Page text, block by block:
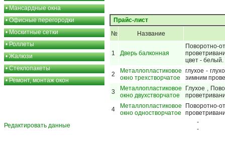
•Мансардные окна
•Офисные перегородки
•Москитные сетки
•Роллеты
•Жалюзи
•Стеклопакеты
•Ремонт, монтаж окон
Прайс-лист
№
Название
1 Дверь балконная
цвет - белый.
2
Металлопластиковое
окно трехстворчатое
глухое -
зимним
3
Металлопластиковое
окно двухстворчатое
Глухое ,
4
Металлопластиковое
окно одностворчатое
Редактировать данные
-
-